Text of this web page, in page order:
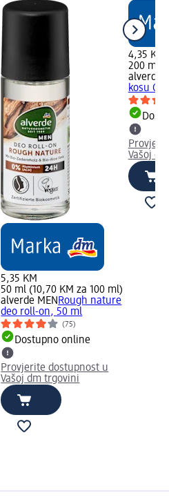
5,35 KM
50 ml (10,70 KM za 100 ml)
alverde MEN Rough nature
deo roll-on, 50 ml
(75)
Dostupno online
Provjerite dostupnost u
Vašoj dm trgovini
4,35 KM
200 ml
alverde
kosu
Vašoj